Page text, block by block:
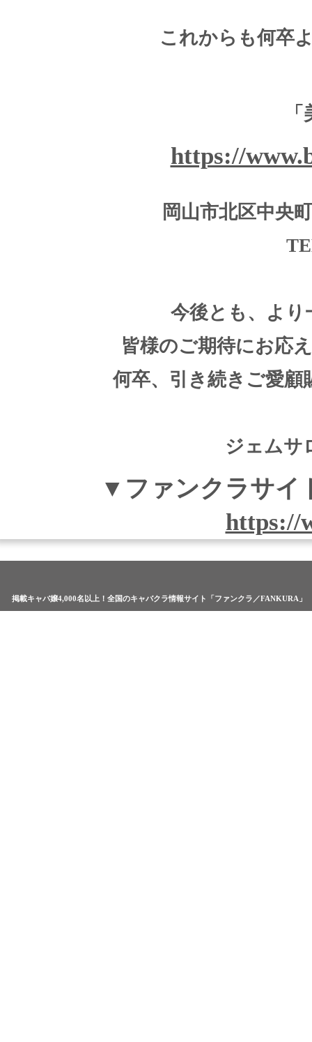
これからも何卒
https://
岡山市北区中央
今後とも、より
皆様のご期待にお応
何卒、引き続きご愛
ジェムサ
▼ファンクラサイ
https://
掲載キャバ嬢4,000名以上！全国のキャバクラ情報サイト「ファンクラ／FANKURA」